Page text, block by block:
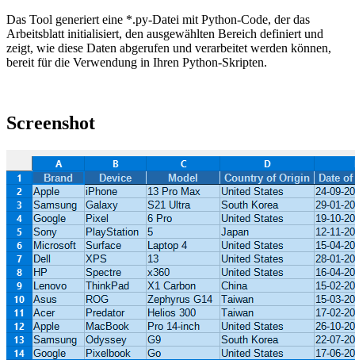
Das Tool generiert eine *.py-Datei mit Python-Code, der das
Arbeitsblatt initialisiert, den ausgewählten Bereich definiert und
zeigt, wie diese Daten abgerufen und verarbeitet werden können,
bereit für die Verwendung in Ihren Python-Skripten.
Screenshot